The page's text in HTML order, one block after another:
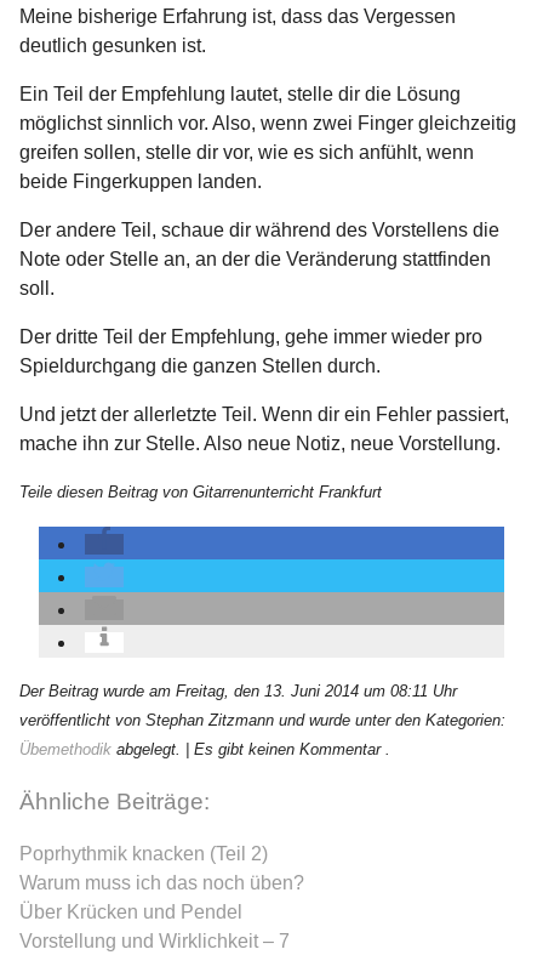
Meine bisherige Erfahrung ist, dass das Vergessen
deutlich gesunken ist.
Ein Teil der Empfehlung lautet, stelle dir die Lösung
möglichst sinnlich vor. Also, wenn zwei Finger gleichzeitig
greifen sollen, stelle dir vor, wie es sich anfühlt, wenn
beide Fingerkuppen landen.
Der andere Teil, schaue dir während des Vorstellens die
Note oder Stelle an, an der die Veränderung stattfinden
soll.
Der dritte Teil der Empfehlung, gehe immer wieder pro
Spieldurchgang die ganzen Stellen durch.
Und jetzt der allerletzte Teil. Wenn dir ein Fehler passiert,
mache ihn zur Stelle. Also neue Notiz, neue Vorstellung.
Teile diesen Beitrag von Gitarrenunterricht Frankfurt
Der Beitrag wurde am Freitag, den 13. Juni 2014 um 08:11 Uhr
veröffentlicht von Stephan Zitzmann und wurde unter den Kategorien:
Übemethodik abgelegt. | Es gibt keinen Kommentar .
Ähnliche Beiträge:
Poprhythmik knacken (Teil 2)
Warum muss ich das noch üben?
Über Krücken und Pendel
Vorstellung und Wirklichkeit – 7